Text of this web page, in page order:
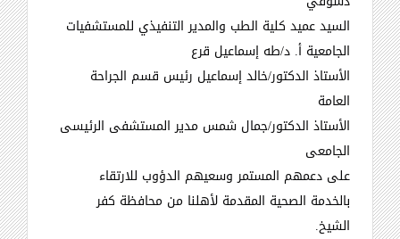
السيد عميد كلية الطب والمدير التنفيذي للمستشفيات
الجامعية أ. د/طه إسماعيل قرع
الأستاذ الدكتور/خالد إسماعيل رئيس قسم الجراحة
العامة
الأستاذ الدكتور/جمال شمس مدير المستشفى الرئيسى
الجامعى
على دعمهم المستمر وسعيهم الدؤوب للارتقاء
بالخدمة الصحية المقدمة لأهلنا من محافظة كفر
الشيخ.